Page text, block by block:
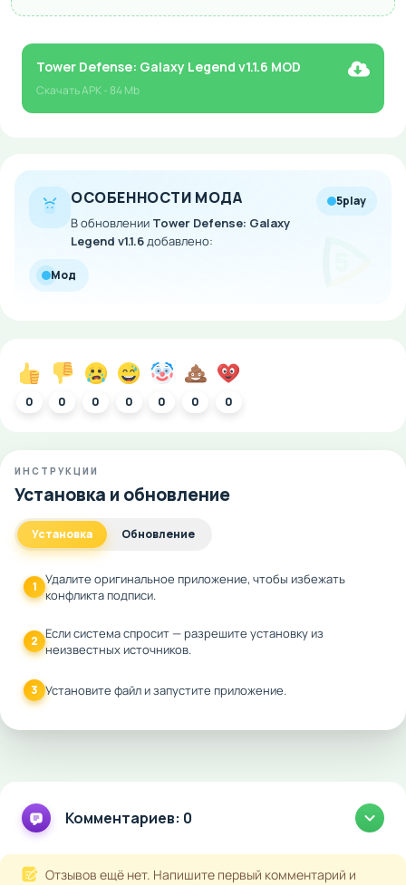
Tower Defense: Galaxy Legend v1.1.6 MOD
СкачатьAPK- 84 Mb
ОСОБЕННОСТИ МОДА
В обновлении Tower Defense: Galaxy
Legend v1.1.6добавлено:
5play
Мод
0 0 0 0 0 0 0
ИНСТРУКЦИИ
Установка и обновление
Установка Обновление
1 Удалите оригинальное приложение, чтобы избежать
конфликта подписи.
2 Если система спросит — разрешите установку из
неизвестных источников.
3 Установите файл и запустите приложение.
Комментариев: 0
Отзывов ещё нет. Напишите первый комментарий и